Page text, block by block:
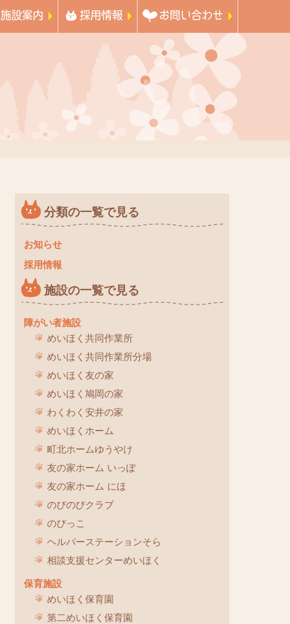
施設案内 採用情報 お問い合わせ
分類の一覧で見る
お知らせ
採用情報
施設の一覧で見る
障がい者施設
めいほく共同作業所
めいほく共同作業所分場
めいほく友の家
めいほく鳩岡の家
わくわく安井の家
めいほくホーム
町北ホームゆうやけ
友の家ホーム いっぽ
友の家ホーム にほ
のびのびクラブ
のびっこ
ヘルパーステーションそら
相談支援センターめいほく
保育施設
めいほく保育園
第二めいほく保育園